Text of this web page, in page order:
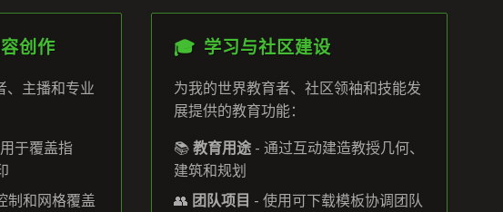
创作
、主播和专业
于覆盖指
制和网格覆盖
🎓 学习与社区建设
为我的世界教育者、社区领袖和技能发
展提供的教育功能：
📚教育用途- 通过互动建造教授几何、
建筑和规划
👥 团队项目 - 使用可下载模板协调团队